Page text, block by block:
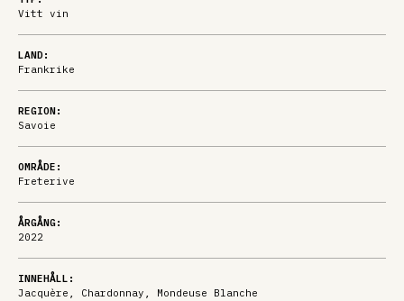
Vitt vin
LAND:
Frankrike
REGION:
Savoie
OMRÅDE:
Freterive
ÅRGÅNG:
2022
INNEHÅLL:
Jacquère, Chardonnay, Mondeuse Blanche